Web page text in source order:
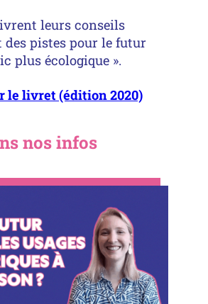
leurs conseils
des pistes pour le futur
plus écologique ».
le livret (édition 2020)
nos infos